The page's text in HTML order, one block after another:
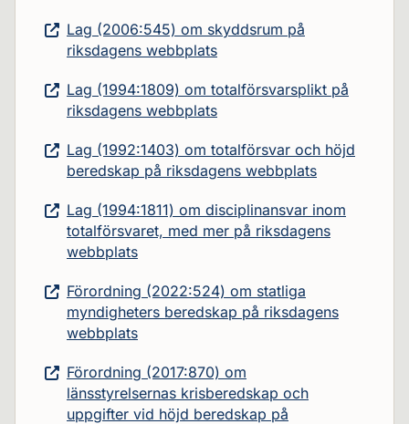
Lag (2006:545) om skyddsrum på
riksdagens webbplats
Lag (1994:1809) om totalförsvarsplikt på
riksdagens webbplats
Lag (1992:1403) om totalförsvar och höjd
beredskap på riksdagens webbplats
Lag (1994:1811) om disciplinansvar inom
totalförsvaret, med mer på riksdagens
webbplats
Förordning (2022:524) om statliga
myndigheters beredskap på riksdagens
webbplats
Förordning (2017:870) om
länsstyrelsernas krisberedskap och
uppgifter vid höjd beredskap på